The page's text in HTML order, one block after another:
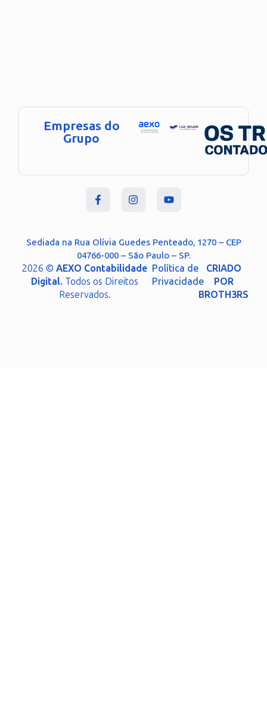
Empresas do
Grupo
Sediada na Rua Olívia Guedes Penteado, 1270 – CEP
04766-000 – São Paulo – SP.
2026 ©AEXO Contabilidade
Digital. Todos os Direitos
Reservados.
Política de
Privacidade
CRIADO
POR
BROTH3RS